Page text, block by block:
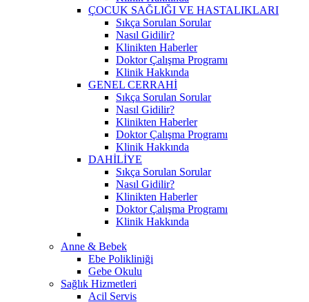
ÇOCUK SAĞLIĞI VE HASTALIKLARI
Sıkça Sorulan Sorular
Nasıl Gidilir?
Klinikten Haberler
Doktor Çalışma Programı
Klinik Hakkında
GENEL CERRAHİ
Sıkça Sorulan Sorular
Nasıl Gidilir?
Klinikten Haberler
Doktor Çalışma Programı
Klinik Hakkında
DAHİLİYE
Sıkça Sorulan Sorular
Nasıl Gidilir?
Klinikten Haberler
Doktor Çalışma Programı
Klinik Hakkında
Anne & Bebek
Ebe Polikliniği
Gebe Okulu
Sağlık Hizmetleri
Acil Servis